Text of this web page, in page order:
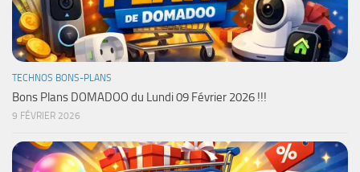
TECHNOS BONS-PLANS
Bons Plans DOMADOO du Lundi 09 Février 2026 !!!
9 FÉVRIER 2026